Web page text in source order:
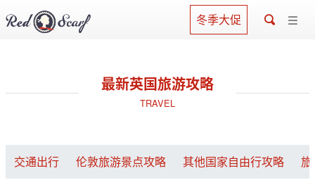
冬季大促
最新英国旅游攻略
TRAVEL
交通出行 伦敦旅游景点攻略 其他国家自由行攻略 旅